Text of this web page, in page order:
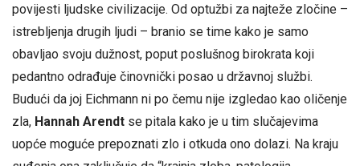
povijesti ljudske civilizacije. Od optužbi za najteže zločine –
istrebljenja drugih ljudi – branio se time kako je samo
obavljao svoju dužnost, poput poslušnog birokrata koji
pedantno odrađuje činovnički posao u državnoj službi.
Budući da joj Eichmann ni po čemu nije izgledao kao oličenje
zla, Hannah Arendt se pitala kako je u tim slučajevima
uopće moguće prepoznati zlo i otkuda ono dolazi. Na kraju